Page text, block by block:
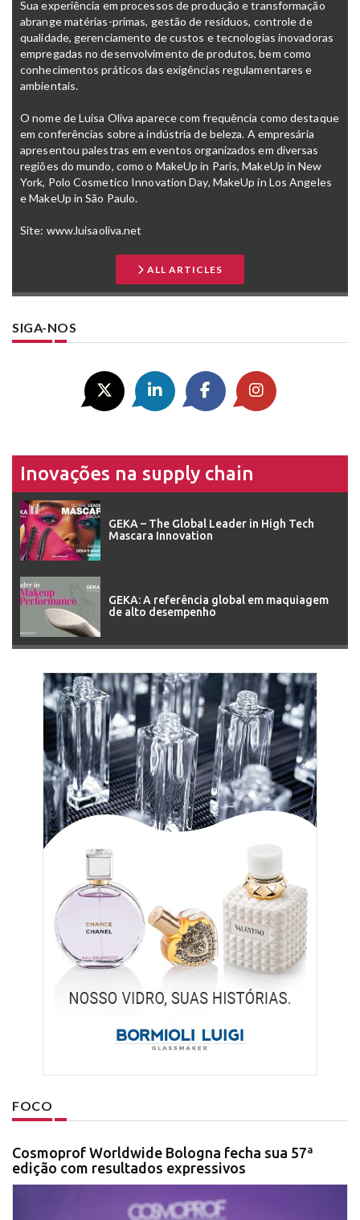
Sua experiência em processos de produção e transformação
abrange matérias-primas, gestão de resíduos, controle de
qualidade, gerenciamento de custos e tecnologias inovadoras
empregadas no desenvolvimento de produtos, bem como
conhecimentos práticos das exigências regulamentares e
ambientais.
O nome de Luisa Oliva aparece com frequência como destaque
em conferências sobre a indústria de beleza. A empresária
apresentou palestras em eventos organizados em diversas
regiões do mundo, como o MakeUp in Paris, MakeUp in New
York, Polo Cosmetico Innovation Day, MakeUp in Los Angeles
e MakeUp in São Paulo.
Site: www.luisaoliva.net
ALL ARTICLES
SIGA-NOS
Inovações na supply chain
GEKA – The Global Leader in High Tech
Mascara Innovation
GEKA: A referência global em maquiagem
de alto desempenho
FOCO
Cosmoprof Worldwide Bologna fecha sua 57ª
edição com resultados expressivos